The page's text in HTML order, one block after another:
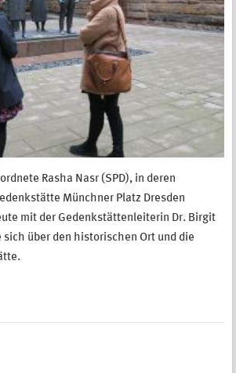
Rasha Nasr (SPD), in deren
Münchner Platz Dresden
mit der Gedenkstättenleiterin Dr. Birgit
über den historischen Ort und die